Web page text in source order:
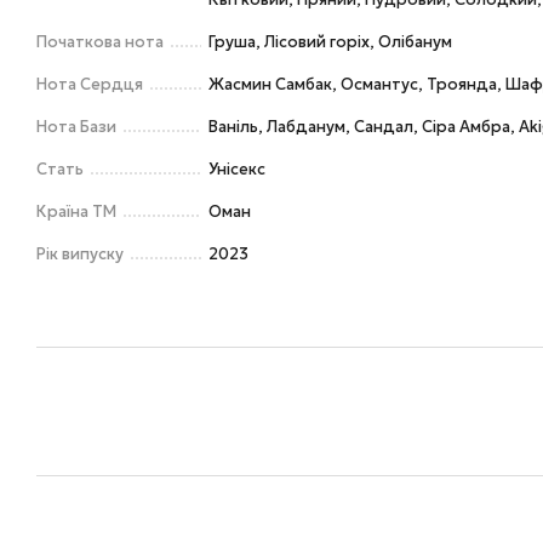
Початкова нота Груша, Лісовий горіх, Олібанум
Нота Сердця Жасмин Самбак, Османтус, Троянда,
Нота Бази Ваніль, Лабданум, Сандал, Сіра Амбра,
Стать Унісекс
Країна ТМ Оман
Рік випуску 2023